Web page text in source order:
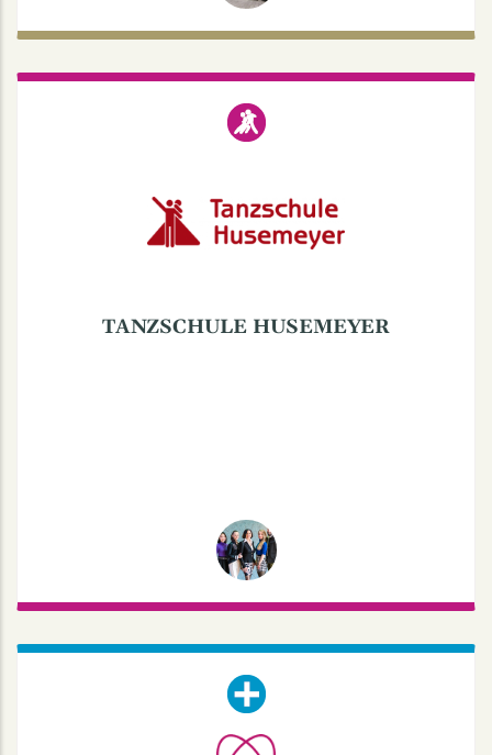
TANZSCHULE HUSEMEYER
TANZSCHULE HUSEMEYER
KIEFERORTHOPÄDIE
KREUZVIERTEL